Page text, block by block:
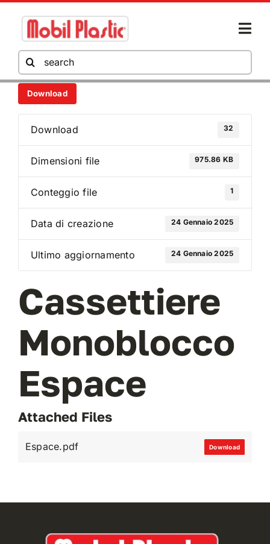
contenuto
PRODOTTI
HORECA
AREA DOWNLOAD
NEWS
VAI AL PREVENTIVO
Cerca
per:
Download
Download 32
Dimensioni file 975.86 KB
Conteggio file 1
Data di creazione 24 Gennaio 2025
Ultimo aggiornamento 24 Gennaio 2025
Cassettiere
Monoblocco
Espace
Attached Files
Espace.pdf Download